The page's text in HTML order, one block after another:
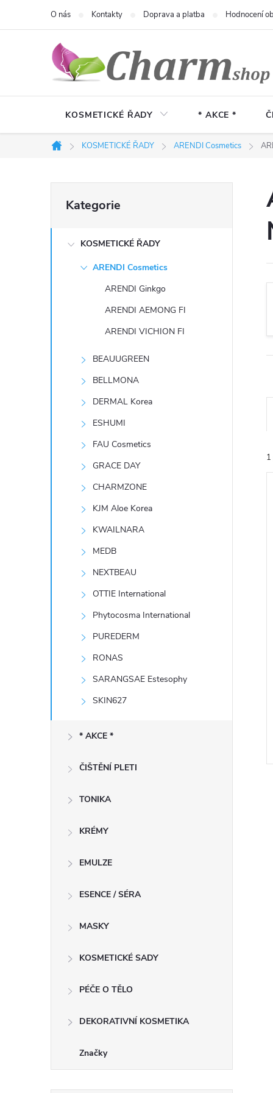
O nás Kontakty Doprava a platba Hodnocení
KOSMETICKÉ ŘADY * AKCE *
Domů
KOSMETICKÉ ŘADY ARENDI Cosmetics
o
kategorie
Kategorie
KOSMETICKÉ ŘADY
ARENDI Cosmetics
ARENDI Ginkgo
ARENDI AEMONG FI
ARENDI VICHION FI
BEAUUGREEN
BELLMONA
DERMAL Korea
ESHUMI
FAU Cosmetics
GRACE DAY
CHARMZONE
KJM Aloe Korea
KWAILNARA
MEDB
NEXTBEAU
OTTIE International
Phytocosma International
PUREDERM
RONAS
SARANGSAE Estesophy
SKIN627
* AKCE *
ČIŠTĚNÍ PLETI
TONIKA
KRÉMY
EMULZE
ESENCE / SÉRA
MASKY
KOSMETICKÉ SADY
PÉČE O TĚLO
DEKORATIVNÍ KOSMETIKA
Značky
a1